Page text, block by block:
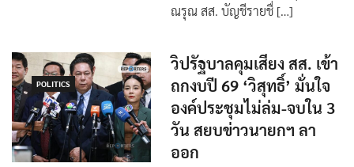
ณรุณ สส. บัญชีรายชื่ […]
POLITICS
วิปรัฐบาลคุมเสียง สส. เข้า
ถกงบปี 69 ‘วิสุทธิ์’ มั่นใจ
องค์ประชุมไม่ล่ม-จบใน 3
วัน สยบข่าวนายกฯ ลา
ออก